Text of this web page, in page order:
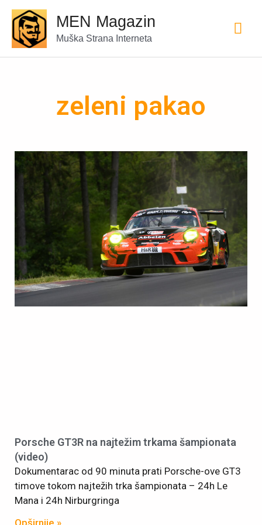
MEN Magazin
Muška Strana Interneta
zeleni pakao
Porsche GT3R na najtežim trkama šampionata
(video)
Dokumentarac od 90 minuta prati Porsche-ove GT3
timove tokom najtežih trka šampionata – 24h Le
Mana i 24h Nirburgringa